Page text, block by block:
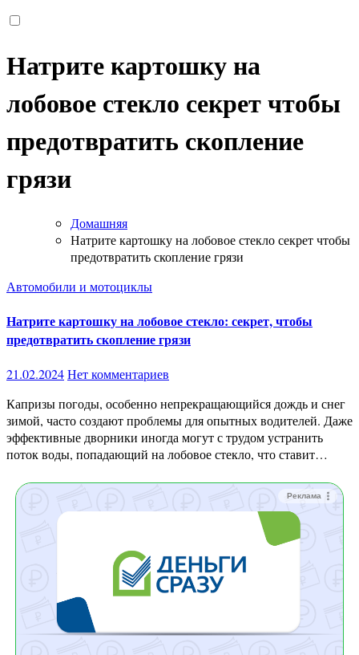
Натрите картошку на
лобовое стекло секрет чтобы
предотвратить скопление
грязи
Домашняя
Натрите картошку на лобовое стекло секрет чтобы
предотвратить скопление грязи
Автомобили и мотоциклы
Натрите картошку на лобовое стекло: секрет, чтобы
предотвратить скопление грязи
21.02.2024Нет комментариев
Капризы погоды, особенно непрекращающийся дождь и снег
зимой, часто создают проблемы для опытных водителей. Даже
эффективные дворники иногда могут с трудом устранить
поток воды, попадающий на лобовое стекло, что ставит…
Реклама